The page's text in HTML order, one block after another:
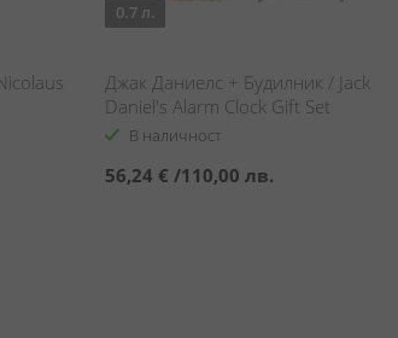
0.7 л.
Джак Даниелс + Будилник / Jack
Daniel's Alarm Clock Gift Set
В наличност
56,24 € /110,00 лв.